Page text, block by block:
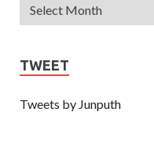
TWEET
Tweets by Junputh